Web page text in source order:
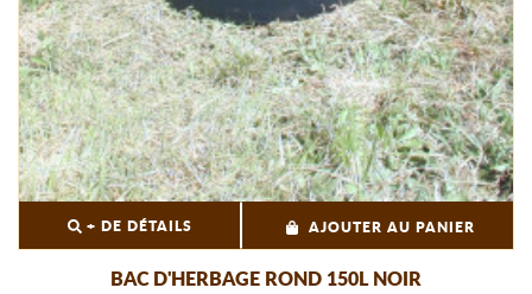
+ DE DÉTAILS AJOUTER AU PANIER
BAC D'HERBAGE ROND 150L NOIR